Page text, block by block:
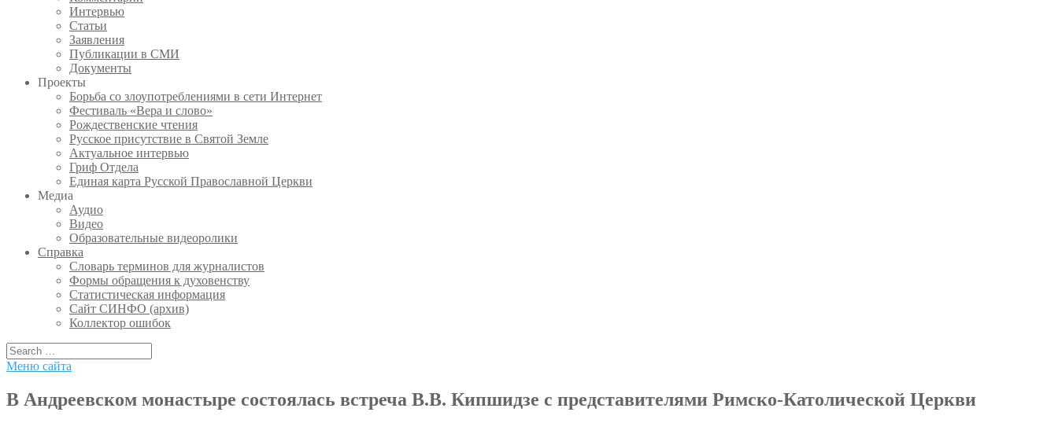
Интервью
Статьи
Заявления
Публикации в СМИ
Документы
Проекты
Борьба со злоупотреблениями в сети Интернет
Фестиваль «Вера и слово»
Рождественские чтения
Русское присутствие в Святой Земле
Актуальное интервью
Гриф Отдела
Единая карта Русской Православной Церкви
Медиа
Аудио
Видео
Образовательные видеоролики
Справка
Словарь терминов для журналистов
Формы обращения к духовенству
Статистическая информация
Сайт СИНФО (архив)
Коллектор ошибок
Меню сайта
В Андреевском монастыре состоялась встреча В.В. Кипшидзе с представителями Римско-Католической Церкви